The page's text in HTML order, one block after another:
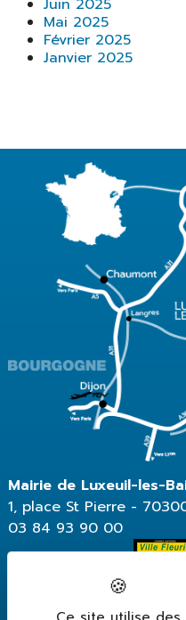
Juin 2025
Mai 2025
Février 2025
Janvier 2025
Mairie de Luxeuil-les-
1, place St Pierre - 70300
03 84 93 90 00